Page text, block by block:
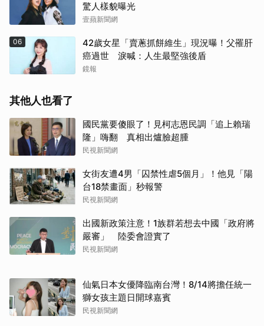
驚人樣貌曝光
壹蘋新聞網
06
42歲女星「賣蔥抓餅維生」現況曝！父罹肝
癌過世 淚喊：人生最堅強後盾
鏡報
其他人也看了
國民黨要傻眼了！見柯志恩民調「追上賴瑞
隆」嗨翻 真相出爐臉超腫
民視新聞網
女街友遭4男「囚禁性虐5個月」！他見「陽
台18禁畫面」秒報警
民視新聞網
出國新政策注意！1族群若想去中國「政府將
嚴審」 陸委會證實了
民視新聞網
仙氣日本女優降臨南台灣！8/14將擔任統一
獅女孩主題日開球嘉賓
民視新聞網